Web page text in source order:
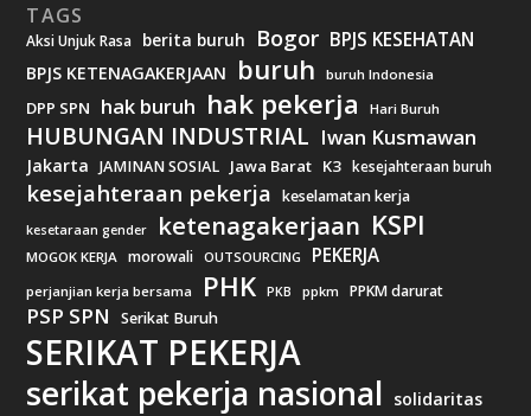
TAGS
Aksi Unjuk Rasa berita buruh Bogor BPJS KESEHATAN
BPJS KETENAGAKERJAAN buruh buruh Indonesia
DPP SPN hak buruh hak pekerja Hari Buruh
HUBUNGAN INDUSTRIAL Iwan Kusmawan
Jakarta JAMINAN SOSIAL Jawa Barat K3 kesejahteraan buruh
kesejahteraan pekerja keselamatan kerja
kesetaraan gender ketenagakerjaan KSPI
MOGOK KERJA morowali OUTSOURCING PEKERJA
perjanjian kerja bersama PHK PKB ppkm PPKM darurat
PSP SPN Serikat Buruh
SERIKAT PEKERJA
serikat pekerja nasional solidaritas